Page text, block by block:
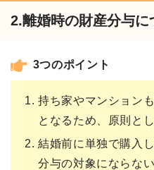
2.離婚時の財産分与に
3つのポイント
持ち家やマンション
となるため、原則と
結婚前に単独で購入
分与の対象にならない